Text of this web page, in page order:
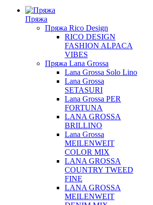
Пряжа
Пряжа Rico Design
RICO DESIGN
FASHION ALPACA
VIBES
Пряжа Lana Grossa
Lana Grossa Solo Lino
Lana Grossa
SETASURI
Lana Grossa PER
FORTUNA
LANA GROSSA
BRILLINO
Lana Grossa
MEILENWEIT
COLOR MIX
LANA GROSSA
COUNTRY TWEED
FINE
LANA GROSSA
MEILENWEIT